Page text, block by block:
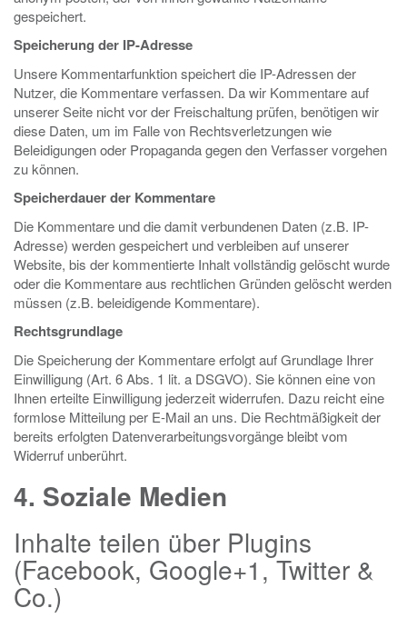
gespeichert.
Speicherung der IP-Adresse
Unsere Kommentarfunktion speichert die IP-Adressen der
Nutzer, die Kommentare verfassen. Da wir Kommentare auf
unserer Seite nicht vor der Freischaltung prüfen, benötigen wir
diese Daten, um im Falle von Rechtsverletzungen wie
Beleidigungen oder Propaganda gegen den Verfasser vorgehen
zu können.
Speicherdauer der Kommentare
Die Kommentare und die damit verbundenen Daten (z.B. IP-
Adresse) werden gespeichert und verbleiben auf unserer
Website, bis der kommentierte Inhalt vollständig gelöscht wurde
oder die Kommentare aus rechtlichen Gründen gelöscht werden
müssen (z.B. beleidigende Kommentare).
Rechtsgrundlage
Die Speicherung der Kommentare erfolgt auf Grundlage Ihrer
Einwilligung (Art. 6 Abs. 1 lit. a DSGVO). Sie können eine von
Ihnen erteilte Einwilligung jederzeit widerrufen. Dazu reicht eine
formlose Mitteilung per E-Mail an uns. Die Rechtmäßigkeit der
bereits erfolgten Datenverarbeitungsvorgänge bleibt vom
Widerruf unberührt.
4. Soziale Medien
Inhalte teilen über Plugins
(Facebook, Google+1, Twitter &
Co.)